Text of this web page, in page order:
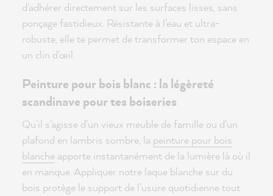
d'adhérer directement sur les surfaces lisses, sans
ponçage fastidieux. Résistante à l'eau et ultra-
robuste, elle te permet de transformer ton espace en
un clin d'œil.
Peinture pour bois blanc : la légèreté
scandinave pour tes boiseries
Qu'il s'agisse d'un vieux meuble de famille ou d'un
plafond en lambris sombre, la peinture pour bois
blanche apporte instantanément de la lumière là où il
en manque. Appliquer notre laque blanche sur du
bois protège le support de l'usure quotidienne tout